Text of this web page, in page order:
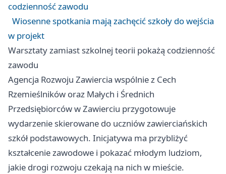
codzienność zawodu
Wiosenne spotkania mają zachęcić szkoły do wejścia
w projekt
Warsztaty zamiast szkolnej teorii pokażą codzienność
zawodu
Agencja Rozwoju Zawiercia wspólnie z Cech
Rzemieślników oraz Małych i Średnich
Przedsiębiorców w Zawierciu przygotowuje
wydarzenie skierowane do uczniów zawierciańskich
szkół podstawowych. Inicjatywa ma przybliżyć
kształcenie zawodowe i pokazać młodym ludziom,
jakie drogi rozwoju czekają na nich w mieście.